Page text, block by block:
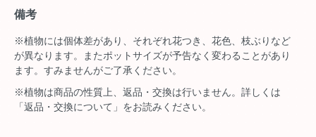
備考
※植物には個体差があり、それぞれ花つき、花色、枝ぶりなど
が異なります。またポットサイズが予告なく変わることがあり
ます。すみませんがご了承ください。
※植物は商品の性質上、返品・交換は行いません。詳しくは
「返品・交換について」をお読みください。